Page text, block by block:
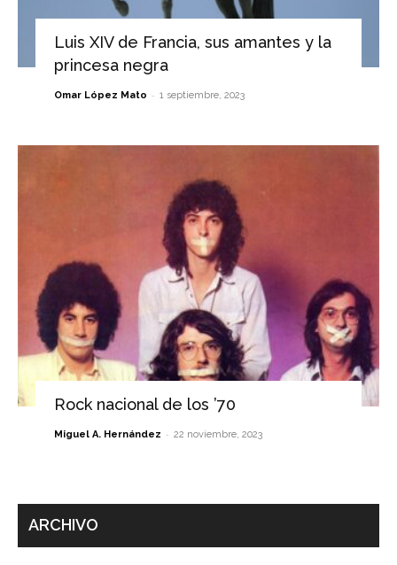
Luis XIV de Francia, sus amantes y la
princesa negra
Omar López Mato - 1 septiembre, 2023
Rock nacional de los ’70
Miguel A. Hernández - 22 noviembre, 2023
ARCHIVO